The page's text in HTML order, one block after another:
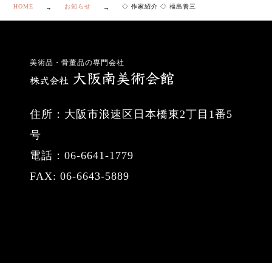
HOME お知らせ ◇ 作家紹介 ◇ 福島善三
美術品・骨董品の専門会社
住所：大阪市浪速区日本橋東2丁目1番5
号
電話：06-6641-1779
FAX: 06-6643-5889